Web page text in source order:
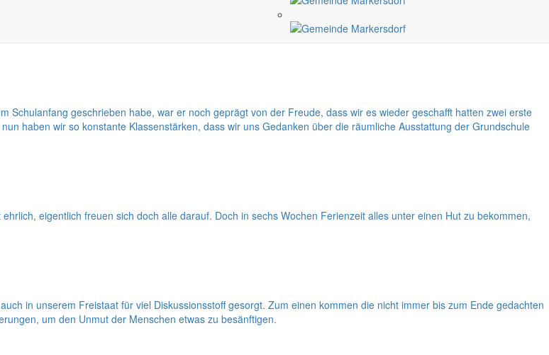
was die Feriengestaltung anbelangt. Ein warmer langer Sommer - und trotzdem wird er von vielen unterschiedlich
Einige kontern und sagen: weniger Ertrag bringt bessere Preise. Andere schieben wieder alles auf die
geschrieben habe, war er noch geprägt von der Freude, dass wir es wieder geschafft hatten zwei erste
haben wir so konstante Klassenstärken, dass wir uns Gedanken über die räumliche Ausstattung der Grundschule
eigentlich freuen sich doch alle darauf. Doch in sechs Wochen Ferienzeit alles unter einen Hut zu bekommen,
in unserem Freistaat für viel Diskussionsstoff gesorgt. Zum einen kommen die nicht immer bis zum Ende gedachten
um den Unmut der Menschen etwas zu besänftigen.